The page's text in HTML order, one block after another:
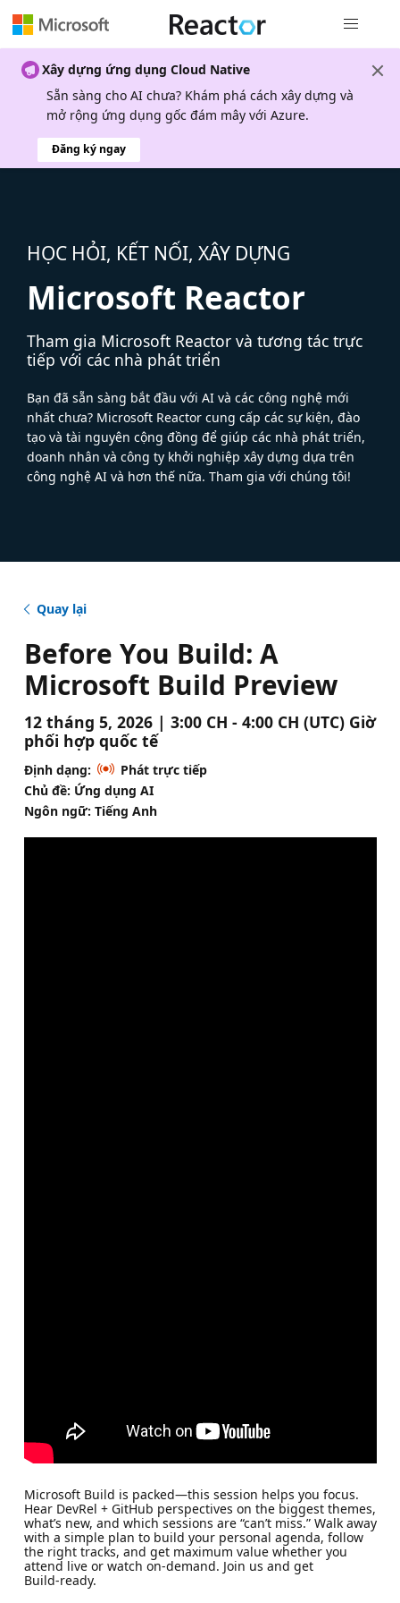
Xây dựng ứng dụng Cloud Native
Sẵn sàng cho AI chưa? Khám phá cách xây dựng và
mở rộng ứng dụng gốc đám mây với Azure.
Đăng ký ngay
HỌC HỎI, KẾT NỐI, XÂY DỰNG
Microsoft Reactor
Tham gia Microsoft Reactor và tương tác trực
tiếp với các nhà phát triển
Bạn đã sẵn sàng bắt đầu với AI và các công nghệ mới
nhất chưa? Microsoft Reactor cung cấp các sự kiện, đào
tạo và tài nguyên cộng đồng để giúp các nhà phát triển,
doanh nhân và công ty khởi nghiệp xây dựng dựa trên
công nghệ AI và hơn thế nữa. Tham gia với chúng tôi!
Quay lại
Before You Build: A
Microsoft Build Preview
12 tháng 5, 2026 | 3:00 CH - 4:00 CH (UTC) Giờ
phối hợp quốc tế
Định dạng:
Phát trực tiếp
Chủ đề: Ứng dụng AI
Ngôn ngữ: Tiếng Anh
Microsoft Build is packed—this session helps you focus.
Hear DevRel + GitHub perspectives on the biggest themes,
what’s new, and which sessions are “can’t miss.” Walk away
with a simple plan to build your personal agenda, follow
the right tracks, and get maximum value whether you
attend live or watch on‑demand. Join us and get
Build‑ready.